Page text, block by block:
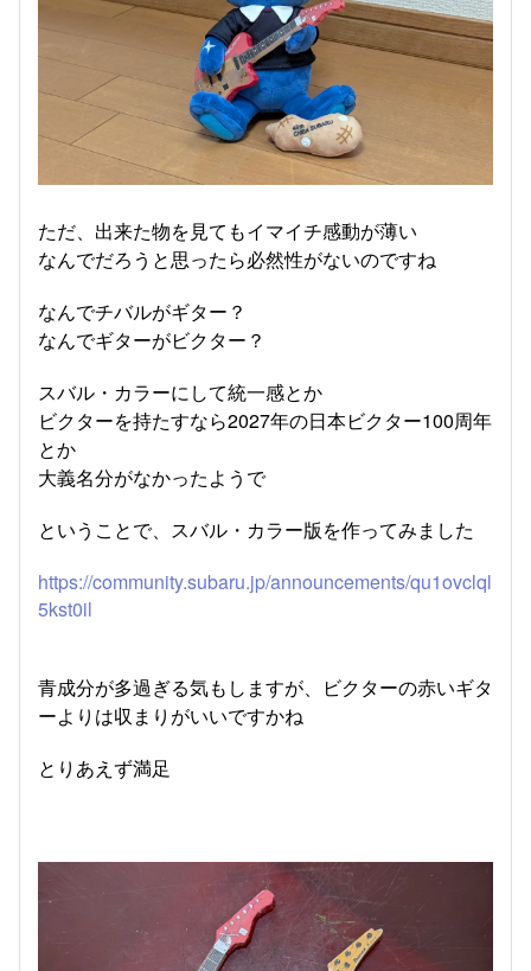
ただ、出来た物を見てもイマイチ感動が薄い
なんでだろうと思ったら必然性がないのですね
なんでチバルがギター？
なんでギターがビクター？
スバル・カラーにして統一感とか
ビクターを持たすなら2027年の日本ビクター100周年
とか
大義名分がなかったようで
ということで、スバル・カラー版を作ってみました
https://community.subaru.jp/announcements/qu1ovclql
5kst0il
青成分が多過ぎる気もしますが、ビクターの赤いギタ
ーよりは収まりがいいですかね
とりあえず満足